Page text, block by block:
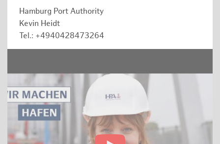
Hamburg Port Authority
Kevin Heidt
Tel.: +4940428473264